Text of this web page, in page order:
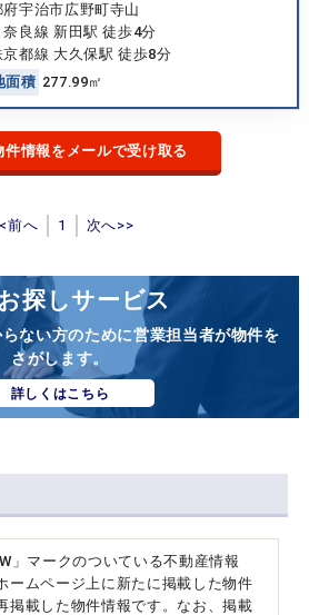
府宇治市広野町寺山
奈良線 新田駅 徒歩4分
京都線 大久保駅 徒歩8分
面積 277.99㎡
件情報をメールで受け取る
前へ 1 次へ>>
探しサービス
ない方のために営業担当者が物件を
さがします。
詳しくはこちら
」マークのついている不動産情報
ームページ上に新たに掲載した物件
掲載した物件情報です。なお、掲載